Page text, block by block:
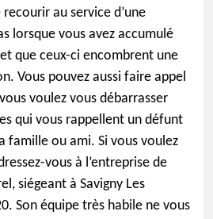
au service d’une
lorsque vous avez accumulé
que ceux-ci encombrent une
Vous pouvez aussi faire appel
voulez vous débarrasser
qui vous rappellent un défunt
famille ou ami. Si vous voulez
vous à l’entreprise de
siégeant à Savigny Les
Son équipe très habile ne vous